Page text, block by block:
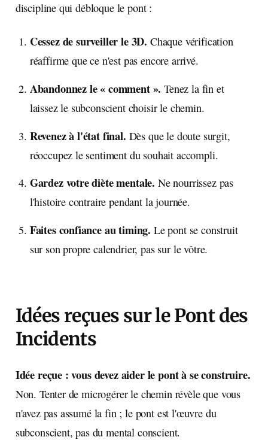
discipline qui débloque le pont :
Cessez de surveiller le 3D. Chaque vérification
réaffirme que ce n'est pas encore arrivé.
Abandonnez le « comment ». Tenez la fin et
laissez le subconscient choisir le chemin.
Revenez à l'état final. Dès que le doute surgit,
réoccupez le sentiment du souhait accompli.
Gardez votre diète mentale. Ne nourrissez pas
l'histoire contraire pendant la journée.
Faites confiance au timing. Le pont se construit
sur son propre calendrier, pas sur le vôtre.
Idées reçues sur le Pont des
Incidents
Idée reçue : vous devez aider le pont à se construire.
Non. Tenter de microgérer le chemin révèle que vous
n'avez pas assumé la fin ; le pont est l'œuvre du
subconscient, pas du mental conscient.